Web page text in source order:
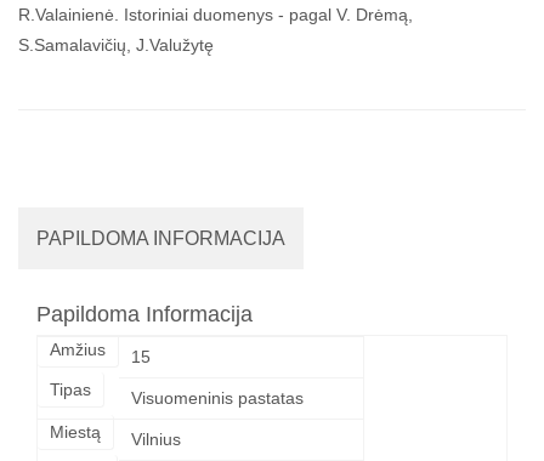
R.Valainienė. Istoriniai duomenys - pagal V. Drėmą,
S.Samalavičių, J.Valužytę
PAPILDOMA INFORMACIJA
Papildoma Informacija
Amžius
15
Tipas
Visuomeninis pastatas
Miestą
Vilnius